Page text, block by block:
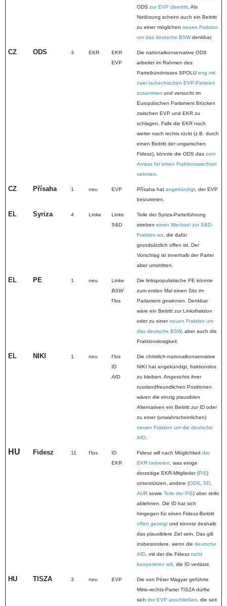
ODS zur EVP übertritt . Als
Notlösung scheint auch ein Beitritt
zu einer möglichen neuen Fraktion
um das deutsche BSWdenkbar.
CZ ODS 3 EKR
EKR
EVP
Die nationalkonservative ODS
arbeitet im Rahmen des
Parteibündnisses SPOLU eng mit
zwei tschechischen EVP-Parteien
zusammen und versucht im
Europäischen Parlament Brücken
zwischen EVP und EKR zu
schlagen. Falls die EKR noch
weiter nach rechts rückt (z.B. durch
einen Beitritt der ungarischen
Fidesz), könnte die ODS das zum
Anlass für einen Fraktionswechsel
nehmen
CZ Přísaha 1 neu EVP Přísaha hat angekündigt , der EVP
beizutreten.
EL Syriza 4 Linke
Linke
S&D
Teile der Syriza-Parteiführung
streben einen Wechsel zur S&D-
Fraktion an , die dafür
grundsätzlich offen ist. Der
Vorschlag ist innerhalb der Partei
aber umstritten.
EL PE 1 neu
Linke
BSW
fʼlos
Die linkspopulistische PE könnte
zum ersten Mal einen Sitz im
Parlament gewinnen. Denkbar
wäre ein Beitritt zur Linksfraktion
oder zu einerneuen Fraktion um
das deutsche BSW, aber auch die
Fraktionslosigkeit.
EL NIKI 1 neu
fʼlos
ID
AfD
Die christlich-nationalkonservative
NIKI hat angekündigt, fraktionslos
zu bleiben. Angesichts ihrer
russlandfreundlichen Positionen
wären die einzig plausiblen
Alternativen ein Beitritt zur ID oder
zu einer (unwahrscheinlichen)
neuen Fraktion um die deutsche
AfD
HU Fidesz 11 fʼlos
ID
EKR
Fidesz will nach Möglichkeit der
EKR beitreten , was einige
derzeitige EKR-Mitglieder (PiS)
unterstützen, andere (ODS SD
AUR sowie Teile der PiS) aber strikt
ablehnen. Die ID hat sich
hingegen für einen Fidesz-Beitritt
offen gezeigt und könnte deshalb
das plausiblere Ziel sein. Das gilt
insbesondere, wenn die deutsche
AfD , mit der die Fidesz nicht
kooperieren will , die ID verlässt.
HU TISZA 3 neu EVP
Die von Péter Magyar geführte
Mitte-rechts-Partei TISZA dürfte
sich der EVP anschließen , die seit